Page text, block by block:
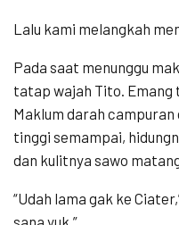
Lalu kami melangkah
Pada saat menunggu
tatap wajah Tito. Emang
Maklum darah
tinggi semampai,
dan kulitnya sawo
“Udah lama gak ke
sana yuk.”